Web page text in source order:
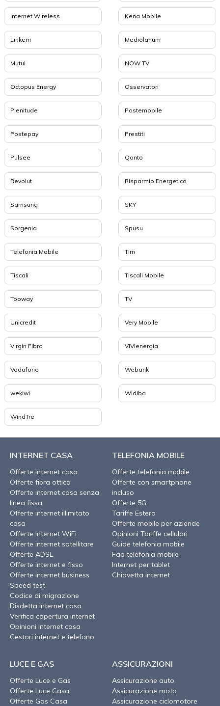
Internet Wireless Kena Mobile
Linkem Mediolanum
Mutui NOW TV
Octopus Energy Osservatori
Plenitude Postemobile
Postepay Prestiti
Pulsee Qonto
Revolut Risparmio Energetico
Samsung SKY
Sorgenia Spusu
Telefonia Mobile Tim
Tiscali Tiscali Mobile
Tooway TV
Unicredit Very Mobile
Virgin Fibra VIVIenergia
Vodafone Webank
wekiwi Widiba
WindTre
INTERNET CASA
Offerte internet casa
Offerte fibra ottica
Offerte internet casa senza
linea fissa
Offerte internet illimitato
casa
Offerte internet WiFi
Offerte internet satellitare
Offerte ADSL
Offerte internet e fisso
Offerte internet business
Speed test
Codice di migrazione
Disdetta internet casa
Verifica copertura internet
Opinioni internet casa
Gestori internet e telefono
TELEFONIA MOBILE
Offerte telefonia mobile
Offerte con smartphone
incluso
Offerte 5G
Tariffe Estero
Offerte mobile per aziende
Opinioni Tariffe cellulari
Guide telefonia mobile
Faq telefonia mobile
Internet per tablet
Chiavetta internet
LUCE E GAS
Offerte Luce e Gas
Offerte Luce Casa
Offerte Gas Casa
ASSICURAZIONI
Assicurazione auto
Assicurazione moto
Assicurazione ciclomotore